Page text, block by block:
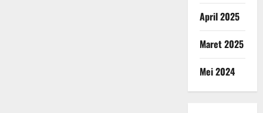
April 2025
Maret 2025
Mei 2024